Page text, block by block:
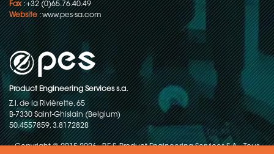
Fax: +32 (0)65.76.40.49
Website:www.pes-sa.com
Product Engineering Services s.a.
Z.I. de la Rivièrette, 65
B-7330 Saint-Ghislain (Belgium)
50.4557859, 3.8172828
Copyright © 2015-2026 - P.E.S. Product Engineering Services S.A. - Tous